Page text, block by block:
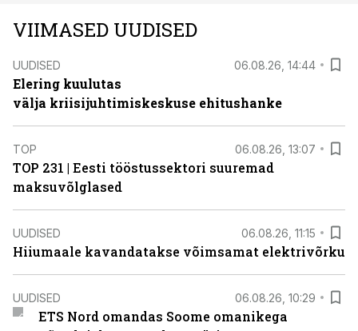
VIIMASED UUDISED
UUDISED 06.08.26, 14:44
Elering kuulutas
välja kriisijuhtimiskeskuse ehitushanke
TOP 06.08.26, 13:07
TOP 231 | Eesti tööstussektori suuremad
maksuvõlglased
UUDISED 06.08.26, 11:15
Hiiumaale kavandatakse võimsamat elektrivõrku
UUDISED 06.08.26, 10:29
ETS Nord omandas Soome omanikega